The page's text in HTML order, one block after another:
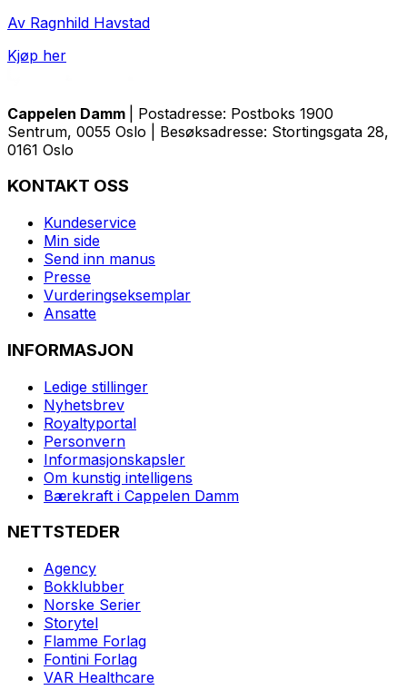
Av Ragnhild Havstad
Kjøp her
Cappelen Damm
| Postadresse: Postboks 1900
Sentrum, 0055 Oslo | Besøksadresse: Stortingsgata 28,
0161 Oslo
KONTAKT OSS
Kundeservice
Min side
Send inn manus
Presse
Vurderingseksemplar
Ansatte
INFORMASJON
Ledige stillinger
Nyhetsbrev
Royaltyportal
Personvern
Informasjonskapsler
Om kunstig intelligens
Bærekraft i Cappelen Damm
NETTSTEDER
Agency
Bokklubber
Norske Serier
Storytel
Flamme Forlag
Fontini Forlag
VAR Healthcare